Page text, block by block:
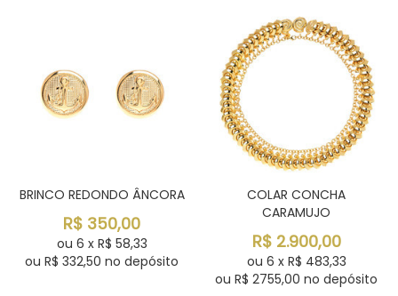
BRINCO REDONDO ÂNCORA
R$ 350,00
ou 6 x R$ 58,33
ou R$ 332,50 no depósito
COLAR CONCHA
CARAMUJO
R$ 2.900,00
ou 6 x R$ 483,33
ou R$ 2755,00 no depósito